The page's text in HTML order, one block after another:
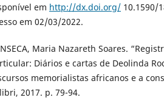
em http://dx.doi.org/ 10.1590/
em 02/03/2022.
Maria Nazareth Soares.
Diários e cartas de Deolinda
memorialistas africanos e a
2017. p. 79-94.